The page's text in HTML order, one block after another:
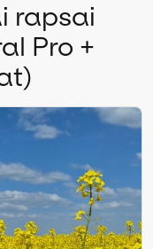
rapsai
Pro +